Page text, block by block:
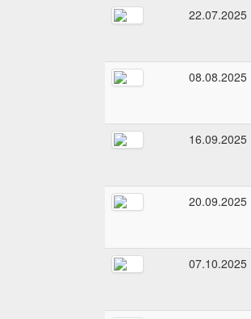
22.07.2025
08.08.2025
16.09.2025
20.09.2025
07.10.2025